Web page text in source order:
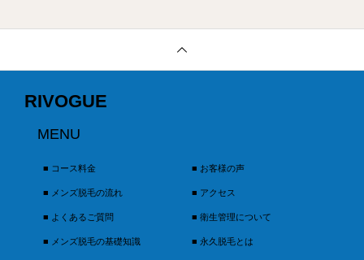
RIVOGUE
MENU
■ コース料金 ■ お客様の声
■ メンズ脱毛の流れ ■ アクセス
■ よくあるご質問 ■ 衛生管理について
■ メンズ脱毛の基礎知識 ■ 永久脱毛とは